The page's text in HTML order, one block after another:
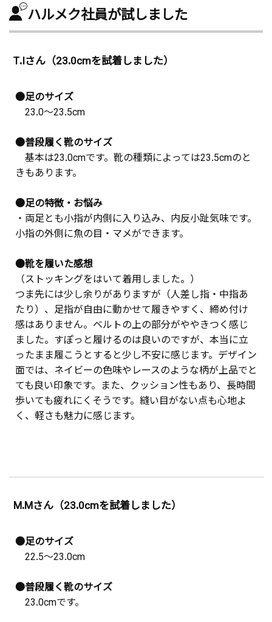
ハルメク社員が試しました
T.Iさん（23.0cmを試着しました）
●足のサイズ
23.0～23.5cm
●普段履く靴のサイズ
基本は23.0cmです。靴の種類によっては23.5cmのと
きもあります。
●足の特徴・お悩み
・両足とも小指が内側に入り込み、内反小趾気味です。
小指の外側に魚の目・マメができます。
●靴を履いた感想
（ストッキングをはいて着用しました。）
つま先には少し余りがありますが（人差し指・中指あ
たり）、足指が自由に動かせて履きやすく、締め付け
感はありません。ベルトの上の部分がややきつく感じ
ました。すぽっと履けるのは良いのですが、本当に立
ったまま履こうとすると少し不安に感じます。デザイン
面では、ネイビーの色味やレースのような柄が上品でと
ても良い印象です。また、クッション性もあり、長時間
歩いても疲れにくそうです。縫い目がない点も心地よ
く、軽さも魅力に感じます。
M.Mさん（23.0cmを試着しました）
●足のサイズ
22.5～23.0cm
●普段履く靴のサイズ
23.0cmです。